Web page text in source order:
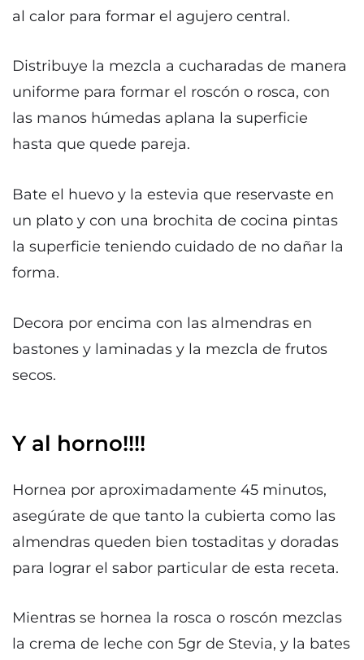
al calor para formar el agujero central.
Distribuye la mezcla a cucharadas de manera
uniforme para formar el roscón o rosca, con
las manos húmedas aplana la superficie
hasta que quede pareja.
Bate el huevo y la estevia que reservaste en
un plato y con una brochita de cocina pintas
la superficie teniendo cuidado de no dañar la
forma.
Decora por encima con las almendras en
bastones y laminadas y la mezcla de frutos
secos.
Y al horno!!!!
Hornea por aproximadamente 45 minutos,
asegúrate de que tanto la cubierta como las
almendras queden bien tostaditas y doradas
para lograr el sabor particular de esta receta.
Mientras se hornea la rosca o roscón mezclas
la crema de leche con 5gr de Stevia, y la bates